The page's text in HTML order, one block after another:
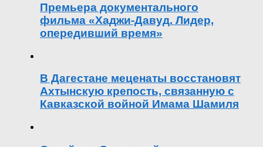
Премьера документального
фильма «Хаджи-Давуд. Лидер,
опередивший время»
В Дагестане меценаты восстановят
Ахтынскую крепость, связанную с
Кавказской войной Имама Шамиля